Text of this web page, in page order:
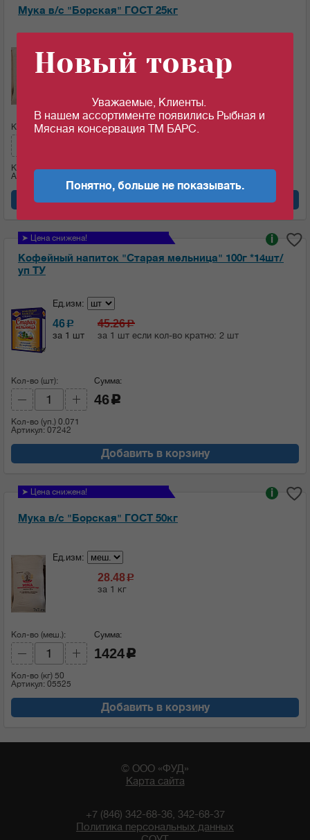
Мука в/с "Борская" ГОСТ 25кг
28.25 c
Кол-во (меш.):
Кол-во (кг)25
Артикул: 09243
Сумма:
Добавить в корзину
➤ Цена снижена!
Кофейный напиток "Старая мельница" 100г *14шт/
уп ТУ
i
Ед.изм:
46c
за 1 шт
45.26c
за 1 шт если кол-во кратно: 2 шт
Кол-во (шт):
Кол-во (уп.) 0.071
Артикул: 07242
Сумма:
46 c
Добавить в корзину
➤ Цена снижена!
Мука в/с "Борская" ГОСТ 50кг
i
Ед.изм:
28.48c
за 1 кг
Кол-во (меш.):
Кол-во (кг) 50
Артикул: 05525
Сумма:
1424 c
Добавить в корзину
© ООО «ФУД»
Карта сайта
+7 (846) 342-68-36, 342-68-37
Политика персональных данных
Новый товар
Уважаемые, Клиенты.
В нашем ассортименте появились Рыбная и
Мясная консервация ТМ БАРС.
Понятно, больше не показывать.